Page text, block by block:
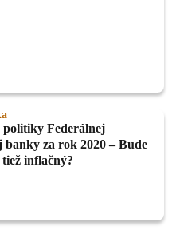
Federálnej
banky za rok 2020 – Bude
inflačný?